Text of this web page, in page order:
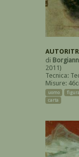
di
2011)
Tecnica:
Misure:
uomo
carta